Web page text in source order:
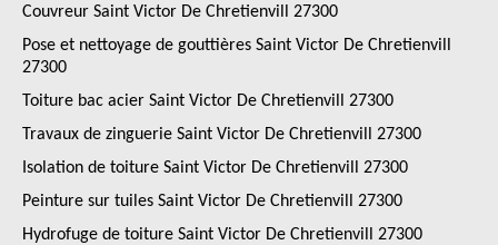
Couvreur Saint Victor De Chretienvill 27300
Pose et nettoyage de gouttières Saint Victor De Chretienvill
27300
Toiture bac acier Saint Victor De Chretienvill 27300
Travaux de zinguerie Saint Victor De Chretienvill 27300
Isolation de toiture Saint Victor De Chretienvill 27300
Peinture sur tuiles Saint Victor De Chretienvill 27300
Hydrofuge de toiture Saint Victor De Chretienvill 27300